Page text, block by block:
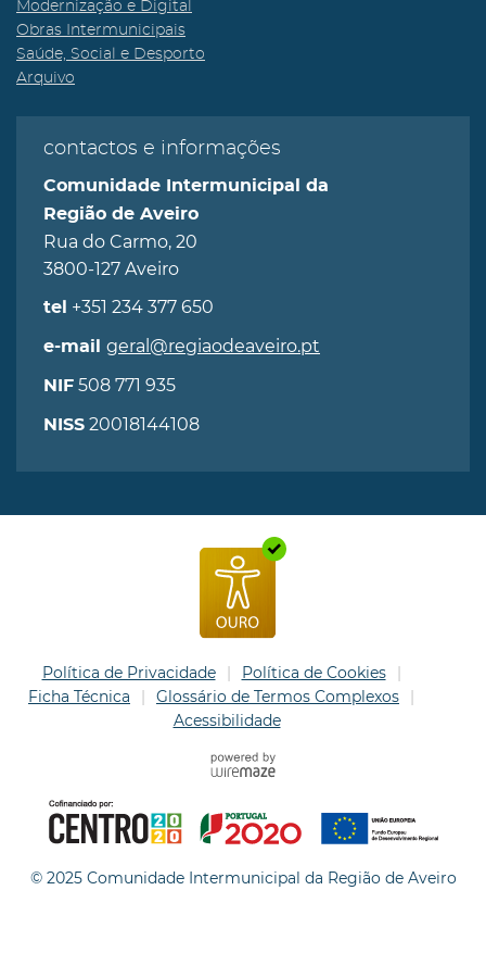
Modernização e Digital
Obras Intermunicipais
Saúde, Social e Desporto
Arquivo
contactos e informações
Comunidade Intermunicipal da
Região de Aveiro
Rua do Carmo, 20
3800-127 Aveiro
tel +351 234 377 650
e-mail geral@regiaodeaveiro.pt
NIF 508 771 935
NISS 20018144108
Política de Privacidade
Política de Cookies
Ficha Técnica
Glossário de Termos Complexos
Acessibilidade
© 2025 Comunidade Intermunicipal da Região de Aveiro